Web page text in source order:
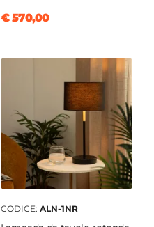
€ 570,00
CODICE: ALN-1NR